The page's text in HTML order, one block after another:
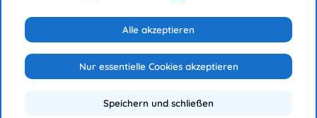
RECURier
Alle akzeptieren
Nur essentielle Cookies akzeptieren
Speichern und schließen